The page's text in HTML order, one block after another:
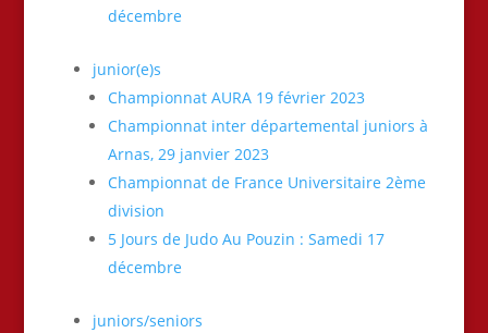
décembre
junior(e)s
Championnat AURA 19 février 2023
Championnat inter départemental juniors à
Arnas, 29 janvier 2023
Championnat de France Universitaire 2ème
division
5 Jours de Judo Au Pouzin : Samedi 17
décembre
juniors/seniors